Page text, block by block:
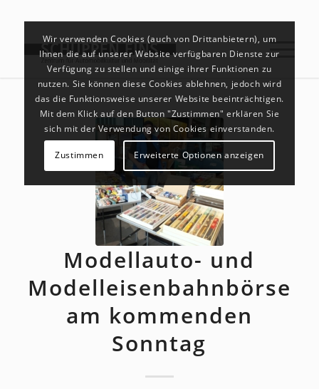
Modellauto- und
Modelleisenbahnbörse
am kommenden
Sonntag
Wir verwenden Cookies (auch von Drittanbietern), um
Ihnen die auf unserer Website verfügbaren Dienste zur
Verfügung zu stellen und einige ihrer Funktionen zu
nutzen. Sie können diese Cookies ablehnen, jedoch wird
das die Funktionsweise unserer Website beeinträchtigen.
Mit dem Klick auf den Button "Zustimmen" erklären Sie
sich mit der Verwendung von Cookies einverstanden.
Zustimmen Erweiterte Optionen anzeigen